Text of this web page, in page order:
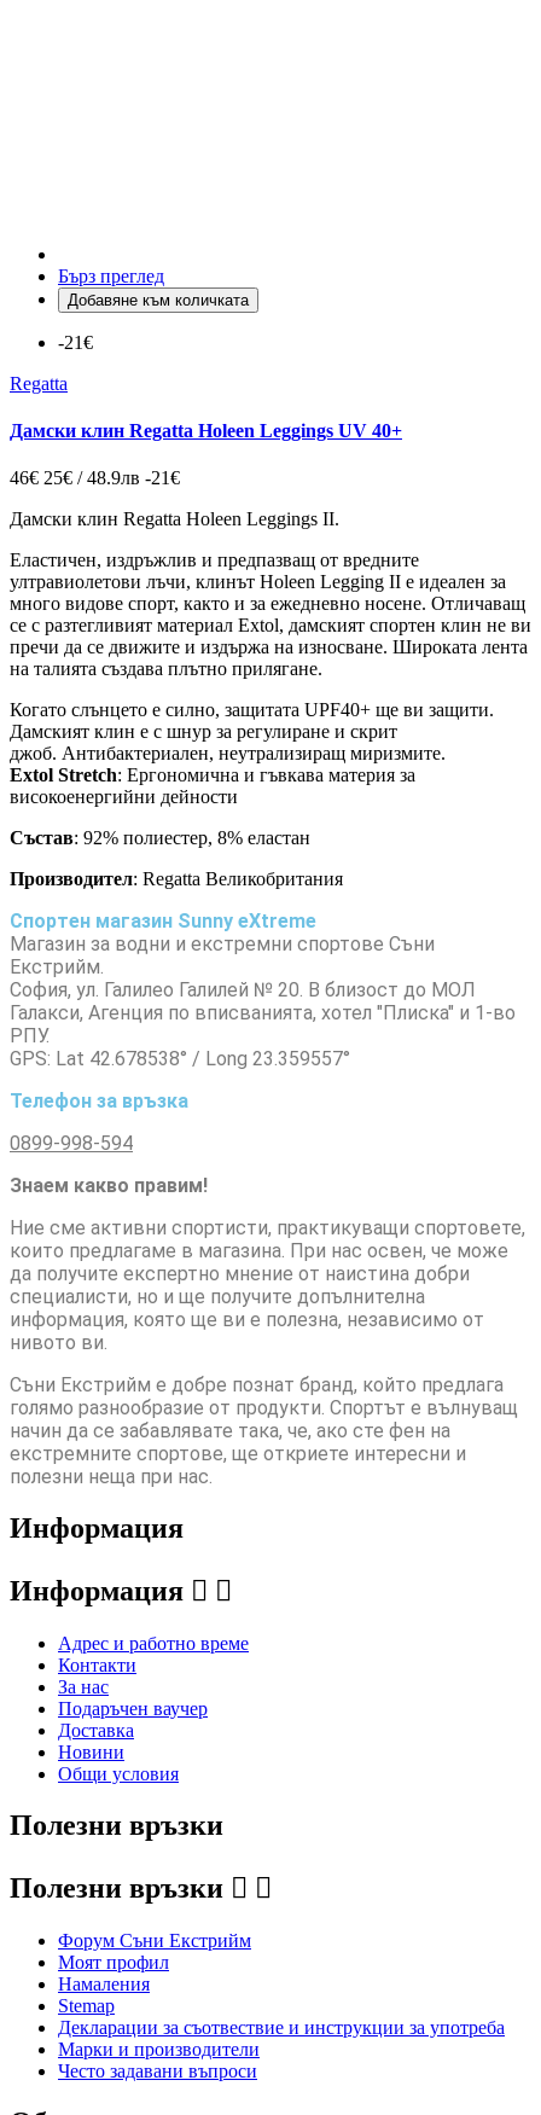
Бърз преглед
Добавяне към количката
-21€
Regatta
Дамски клин Regatta Holeen Leggings UV 40+
46€ 25€ / 48.9лв -21€
Дамски клин Regatta Holeen Leggings II.
Еластичен, издръжлив и предпазващ от вредните
ултравиолетови лъчи, клинът Holeen Legging II е идеален за
много видове спорт, както и за ежедневно носене. Отличаващ
се с разтегливият материал Extol, дамският спортен клин не ви
пречи да се движите и издържа на износване. Широката лента
на талията създава плътно прилягане.
Когато слънцето е силно, защитата UPF40+ ще ви защити.
Дамският клин е с шнур за регулиране и скрит
джоб. Антибактериален, неутрализиращ миризмите.
Extol Stretch: Ергономична и гъвкава материя за
високоенергийни дейности
Състав: 92% полиестер, 8% еластан
Производител: Regatta Великобритания
Спортен магазин Sunny eXtreme
Магазин за водни и екстремни спортове Съни
Екстрийм.
София, ул. Галилео Галилей № 20. В близост до МОЛ
Галакси, Агенция по вписванията, хотел "Плиска" и 1-во
РПУ.
GPS: Lat 42.678538° / Long 23.359557°
Телефон за връзка
0899-998-594
Знаем какво правим!
Ние сме активни спортисти, практикуващи спортовете,
които предлагаме в магазина. При нас освен, че може
да получите експертно мнение от наистина добри
специалисти, но и ще получите допълнителна
информация, която ще ви е полезна, независимо от
нивото ви.
Съни Екстрийм е добре познат бранд, който предлага
голямо разнообразие от продукти. Спортът е вълнуващ
начин да се забавлявате така, че, ако сте фен на
екстремните спортове, ще откриете интересни и
полезни неща при нас.
Информация
Информация  
Адрес и работно време
Контакти
За нас
Подаръчен ваучер
Доставка
Новини
Общи условия
Полезни връзки
Полезни връзки  
Форум Съни Екстрийм
Моят профил
Намаления
Stemap
Декларации за съотвествие и инструкции за употреба
Марки и производители
Често задавани въпроси